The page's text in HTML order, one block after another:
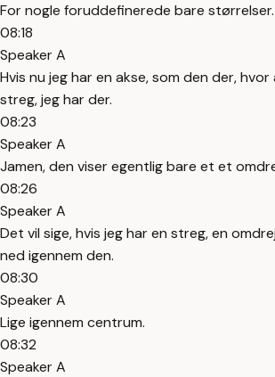
For nogle foruddefinerede bare størrelser.
08:18
Speaker A
Hvis nu jeg har en akse, som den der,
streg, jeg har der.
08:23
Speaker A
Jamen, den viser egentlig bare et et
08:26
Speaker A
Det vil sige, hvis jeg har en streg, en
ned igennem den.
08:30
Speaker A
Lige igennem centrum.
08:32
Speaker A